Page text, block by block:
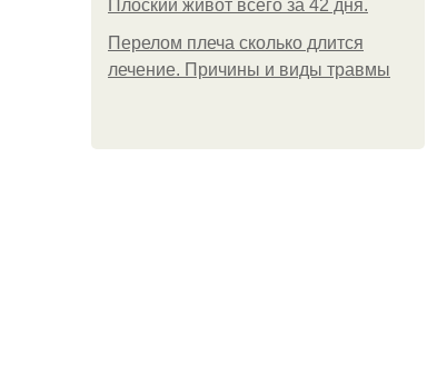
Плоский живот всего за 42 дня.
Перелом плеча сколько длится
лечение. Причины и виды травмы